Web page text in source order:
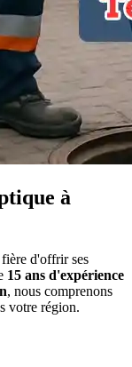
à
d'offrir ses
15 ans d'expérience
, nous comprenons
votre région.